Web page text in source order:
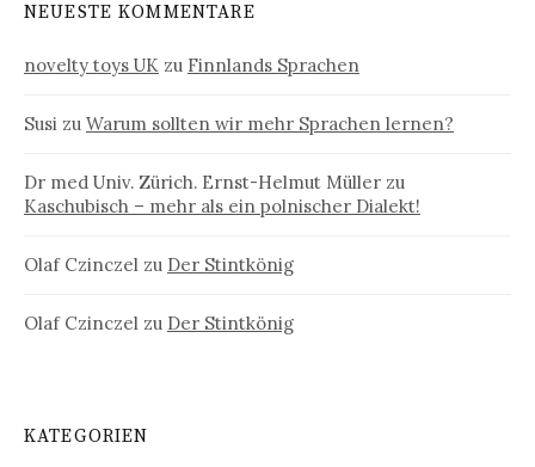
NEUESTE KOMMENTARE
novelty toys UK zu Finnlands Sprachen
Susi zu Warum sollten wir mehr Sprachen lernen?
Dr med Univ. Zürich. Ernst-Helmut Müller zu
Kaschubisch – mehr als ein polnischer Dialekt!
Olaf Czinczel zu Der Stintkönig
Olaf Czinczel zu Der Stintkönig
KATEGORIEN